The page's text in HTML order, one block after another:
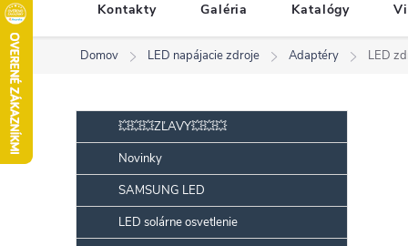
Kontakty Galéria Katalógy
Domov LED napájacie zdroje Adaptéry LED
o
č
n
Preskočiť
kategórie💥💥💥ZĽAVY💥💥💥
Novinky
SAMSUNG LED
LED solárne osvetlenie